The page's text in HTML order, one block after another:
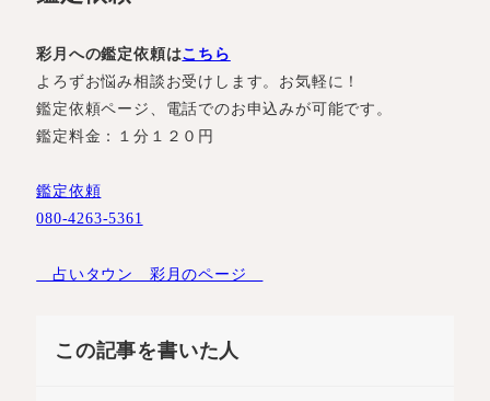
彩月への鑑定依頼はこちら
よろずお悩み相談お受けします。お気軽に！
鑑定依頼ページ、電話でのお申込みが可能です。
鑑定料金：１分１２０円
鑑定依頼
080-4263-5361
占いタウン 彩月のページ
この記事を書いた人